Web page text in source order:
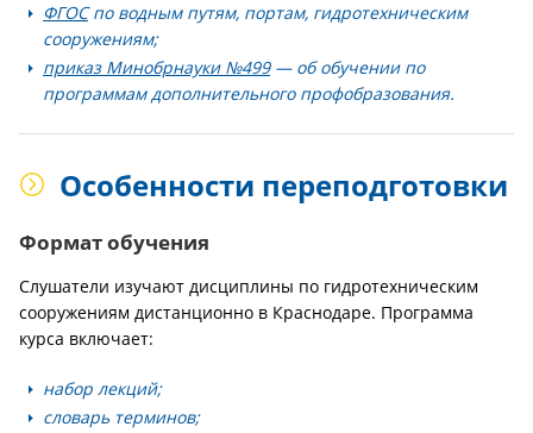
ФГОСпо водным путям, портам, гидротехническим
сооружениям;
приказ Минобрнауки №499— об обучении по
программам дополнительного профобразования.
Особенности переподготовки
Формат обучения
Слушатели изучают дисциплины по гидротехническим
сооружениям дистанционно в Краснодаре. Программа
курса включает:
набор лекций;
словарь терминов;